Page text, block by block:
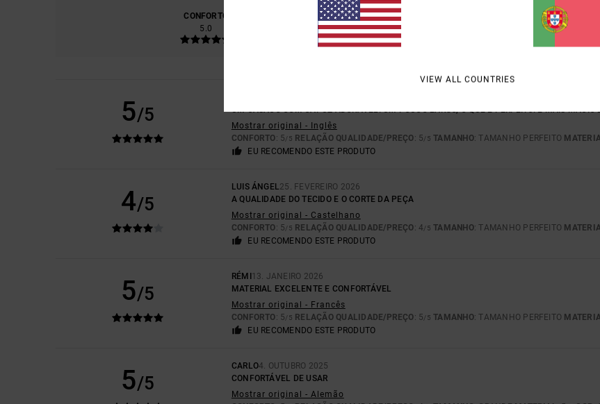
CONFORTO
5.0
RELAÇÃO QUALIDADE/PREÇO
4.5
5/5
UM CASACO COM CAPUZ ADORÁVEL. UM POUCO LARGO, O QUE É PERFEITO. É MAIS MACIO
Mostrar original - Inglês
CONFORTO: 5/5 RELAÇÃO QUALIDADE/PREÇO: 5/5 TAMANHO: TAMANHO PERFEITO
EU RECOMENDO ESTE PRODUTO
4/5
LUIS ÁNGEL25. FEVEREIRO 2026
A QUALIDADE DO TECIDO E O CORTE DA PEÇA
Mostrar original - Castelhano
CONFORTO: 5/5 RELAÇÃO QUALIDADE/PREÇO: 4/5 TAMANHO: TAMANHO PERFEITO
EU RECOMENDO ESTE PRODUTO
5/5
RÉMI 13. JANEIRO 2026
MATERIAL EXCELENTE E CONFORTÁVEL
Mostrar original - Francês
CONFORTO: 5/5 RELAÇÃO QUALIDADE/PREÇO: 5/5 TAMANHO: TAMANHO PERFEITO
EU RECOMENDO ESTE PRODUTO
5/5
CARLO4. OUTUBRO 2025
CONFORTÁVEL DE USAR
Mostrar original - Alemão
VIEW ALL COUNTRIES